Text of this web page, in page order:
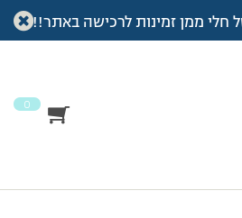
חלי ממן זמינות לרכישה באתר!!
0
לאיה עדכון שקילה